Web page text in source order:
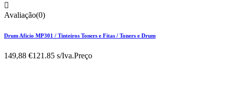

Avaliação(0)
Drum Aficio MP301 / Tinteiros Toners e Fitas / Toners e Drum
149,88 €121.85 s/Iva.Preço